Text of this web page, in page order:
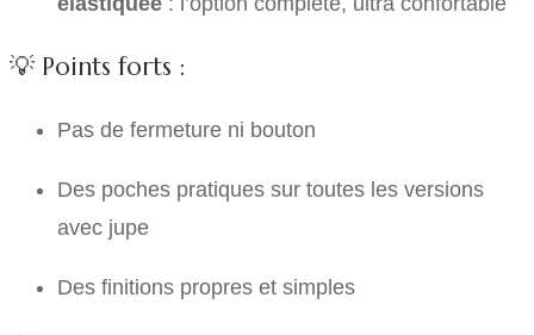
💡 Points forts :
Pas de fermeture ni bouton
Des poches pratiques sur toutes les versions
avec jupe
Des finitions propres et simples